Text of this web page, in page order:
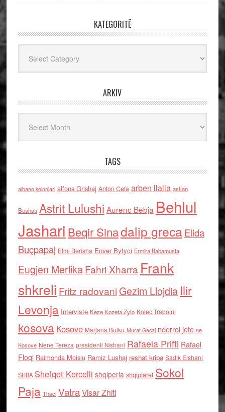
KATEGORITË
ARKIV
TAGS
albano kolonjari alfons Grishaj Anton Cefa arben llalla asllan
Bushati Astrit Lulushi Aurenc Bebja Behlul
Jashari Beqir Sinadalip grecaElida
Buçpapaj Elmi Berisha Enver Bytyci Ermira Babamusta
Eugjen MerlikaFahri Xharra Frank
shkreli Fritz radovaniGezim Llojdia Ilir
Levonja Interviste Keze Kozeta Zylo Kolec Traboini
kosova Kosove Marjana Bulku Murat Gecaj nderroi jete ne
Kosove Nene Tereza presidenti Nishani Rafaela Prifti Rafael
Floqi Raimonda Moisiu Ramiz Lushaj reshat kripa Sadik Elshani
SHBA Shefqet Kercelli shqiperia shqiptaret Sokol
Paja Thaci VatraVisar Zhiti